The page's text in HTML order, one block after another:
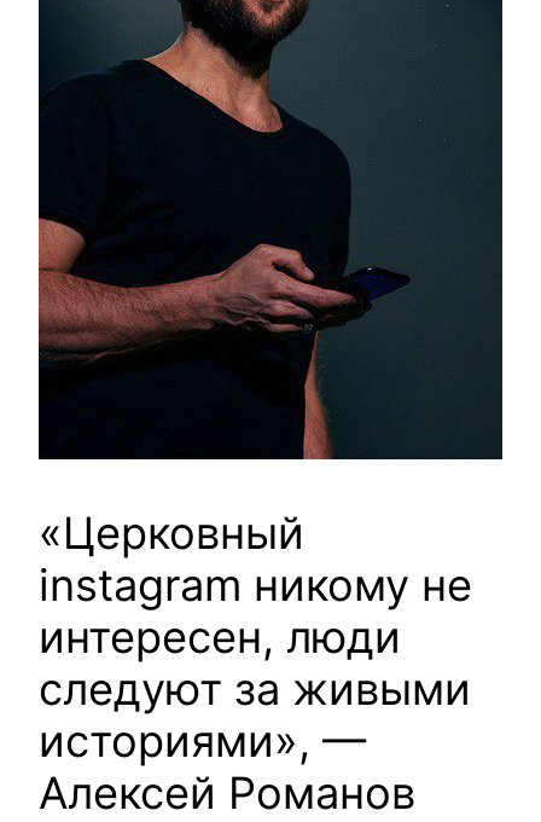
«Церковный
instagram никому не
интересен, люди
следуют за живыми
историями», —
Алексей Романов